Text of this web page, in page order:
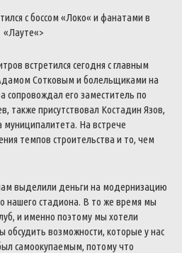
сбоссом «Локо« и фанатами в
«Лауте«>
встретился сегодня сглавным
Сотковым и болельщиками на
сопровождал его заместитель по
, также присутствовал Костадин Язов,
муниципалитета. На встрече
темпов строительства и то, чем
выделили деньги на модернизацию
нашего стадиона. В то же время мы
, и именно поэтому мы хотели
обсудить возможности, которые унас
самоокупаемым, потомучто